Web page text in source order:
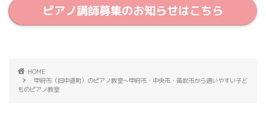
ピアノ講師募集のお知らせはこちら
HOME
甲府市（旧中道町）のピアノ教室～甲府市・中央市・笛吹市から通いやすい子ど
ものピアノ教室